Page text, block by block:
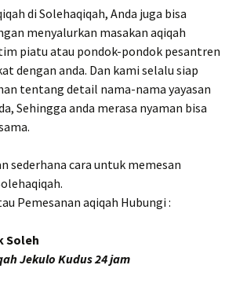
di Solehaqiqah, Anda juga bisa
menyalurkan masakan aqiqah
piatu atau pondok-pondok pesantren
dengan anda. Dan kami selalu siap
tentang detail nama-nama yayasan
Sehingga anda merasa nyaman bisa
sederhana cara untuk memesan
Pemesanan aqiqah Hubungi :
Soleh
Jekulo Kudus 24 jam